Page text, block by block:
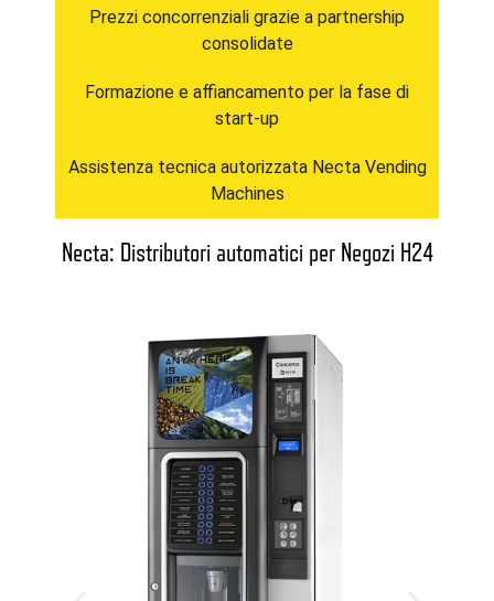
Prezzi concorrenziali grazie a partnership
consolidate
Formazione e affiancamento per la fase di
start-up
Assistenza tecnica autorizzata Necta Vending
Machines
Necta: Distributori automatici per Negozi H24